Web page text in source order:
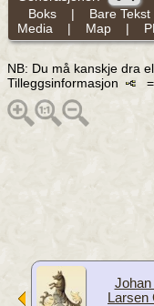
Boks| Bare Tekst
Media | Map|
NB: Du må kanskje dra
Tilleggsinformasjon
=
Johan
Larsen